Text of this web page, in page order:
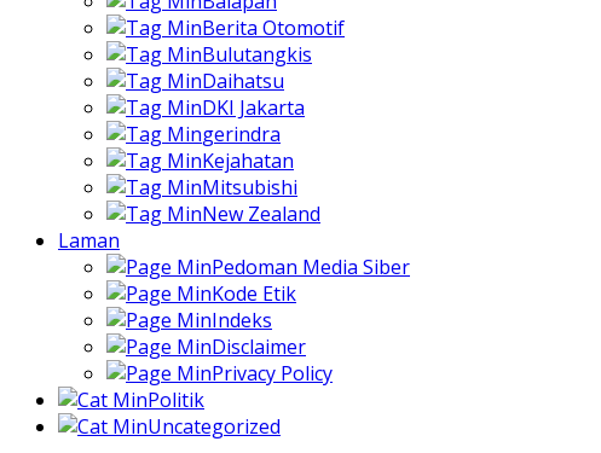
Berita Otomotif
Bulutangkis
Daihatsu
DKI Jakarta
gerindra
Kejahatan
Mitsubishi
New Zealand
Laman
Pedoman Media Siber
Kode Etik
Indeks
Disclaimer
Privacy Policy
Politik
Uncategorized